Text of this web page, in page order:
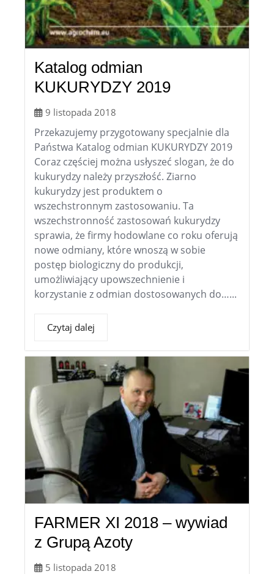
Katalog odmian
KUKURYDZY 2019
9 listopada 2018
Przekazujemy przygotowany specjalnie dla
Państwa Katalog odmian KUKURYDZY 2019
Coraz częściej można usłyszeć slogan, że do
kukurydzy należy przyszłość. Ziarno
kukurydzy jest produktem o
wszechstronnym zastosowaniu. Ta
wszechstronność zastosowań kukurydzy
sprawia, że firmy hodowlane co roku oferują
nowe odmiany, które wnoszą w sobie
postęp biologiczny do produkcji,
umożliwiający upowszechnienie i
korzystanie z odmian dostosowanych do…...
Czytaj dalej
FARMER XI 2018 – wywiad
z Grupą Azoty
5 listopada 2018